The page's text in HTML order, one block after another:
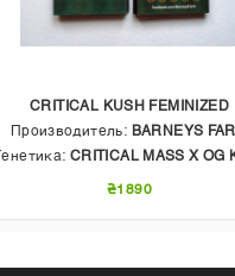
CRITICAL KUSH FEMINIZED
Производитель: BARNEYS
Генетика: CRITICAL MASS X OG
₴1890